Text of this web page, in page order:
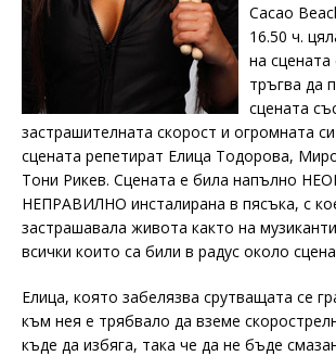
Cacao
16.50 ч.
на
тръгва да
сцената
застрашителната скорост и огромната
сцената репетират Елица Тодорова,
Тони Рикев. Сцената е била напълно
НЕПРАВИЛНО инсталирана в пясъка, с
застрашавала живота както на
всички които са били в радус около
Елица, която забелязва срутващата се
към нея е трябвало да вземе
къде да избяга, така че да не бъде